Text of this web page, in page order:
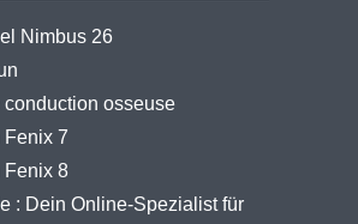
Nimbus 26
conduction osseuse
Fenix 7
Fenix 8
: Dein Online-Spezialist für